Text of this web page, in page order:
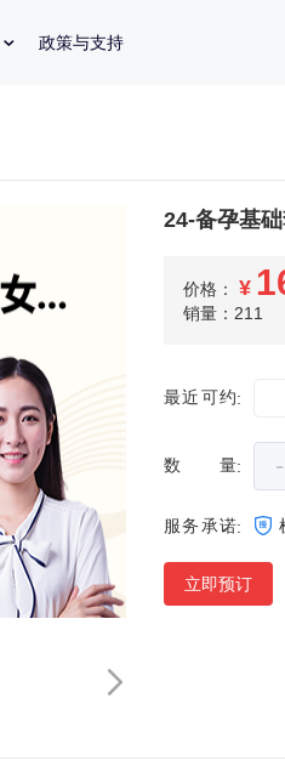
政策与支持
24-备孕基础
价格： ¥
销量：211
最近可约:
数量: -
服务承诺:
立即预订